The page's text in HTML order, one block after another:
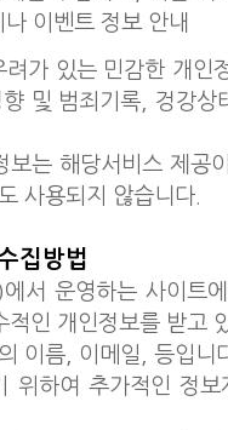
이벤트 정보 안내
가 있는 민감한 개인
및 범죄기록, 겅강상
는 해당서비스 제공
사용되지 않습니다.
집방법
서 운영하는 사이트
인 개인정보를 받고
이름, 이메일, 등입니
위하여 추가적인 정